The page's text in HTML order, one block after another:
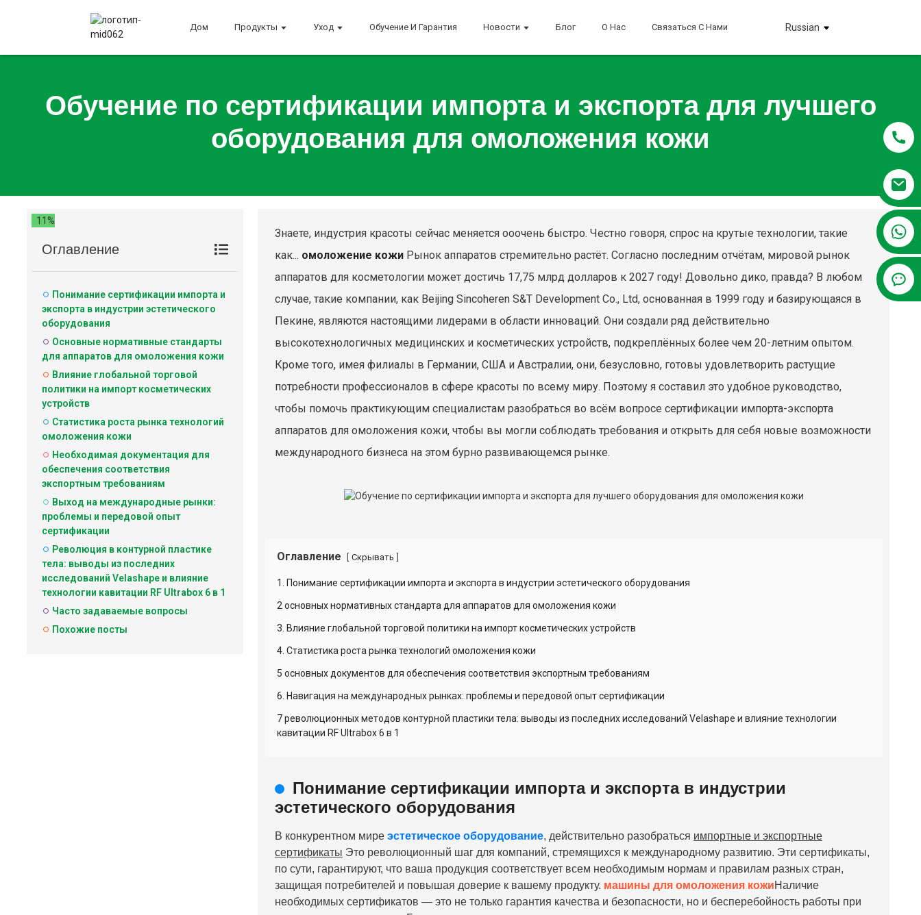
Дом Продукты Уход Обучение И Гарантия Новости Блог О Нас Связаться С Нами Russian
Обучение по сертификации импорта и экспорта для лучшего
оборудования для омоложения кожи
11%
Оглавление
Понимание сертификации импорта и
экспорта в индустрии эстетического
оборудования
Основные нормативные стандарты
для аппаратов для омоложения кожи
Влияние глобальной торговой
политики на импорт косметических
устройств
Статистика роста рынка технологий
омоложения кожи
Необходимая документация для
обеспечения соответствия
экспортным требованиям
Выход на международные рынки:
проблемы и передовой опыт
сертификации
Революция в контурной пластике
тела: выводы из последних
исследований Velashape и влияние
технологии кавитации RF Ultrabox 6 в 1
Часто задаваемые вопросы
Похожие посты
Знаете, индустрия красоты сейчас меняется ооочень быстро. Честно говоря, спрос на крутые технологии, такие
как... омоложение кожи Рынок аппаратов стремительно растёт. Согласно последним отчётам, мировой рынок
аппаратов для косметологии может достичь 17,75 млрд долларов к 2027 году! Довольно дико, правда? В любом
случае, такие компании, как Beijing Sincoheren S&T Development Co., Ltd, основанная в 1999 году и базирующаяся в
Пекине, являются настоящими лидерами в области инноваций. Они создали ряд действительно
высокотехнологичных медицинских и косметических устройств, подкреплённых более чем 20-летним опытом.
Кроме того, имея филиалы в Германии, США и Австралии, они, безусловно, готовы удовлетворить растущие
потребности профессионалов в сфере красоты по всему миру. Поэтому я составил это удобное руководство,
чтобы помочь практикующим специалистам разобраться во всём вопросе сертификации импорта-экспорта
аппаратов для омоложения кожи, чтобы вы могли соблюдать требования и открыть для себя новые возможности
международного бизнеса на этом бурно развивающемся рынке.
Оглавление [ Скрывать ]
1. Понимание сертификации импорта и экспорта в индустрии эстетического оборудования
2 основных нормативных стандарта для аппаратов для омоложения кожи
3. Влияние глобальной торговой политики на импорт косметических устройств
4. Статистика роста рынка технологий омоложения кожи
5 основных документов для обеспечения соответствия экспортным требованиям
6. Навигация на международных рынках: проблемы и передовой опыт сертификации
7 революционных методов контурной пластики тела: выводы из последних исследований Velashape и влияние технологии
кавитации RF Ultrabox 6 в 1
Понимание сертификации импорта и экспорта в индустрии
эстетического оборудования
В конкурентном мире эстетическое оборудование, действительно разобраться импортные и экспортные
сертификаты Это революционный шаг для компаний, стремящихся к международному развитию. Эти сертификаты,
по сути, гарантируют, что ваша продукция соответствует всем необходимым нормам и правилам разных стран,
защищая потребителей и повышая доверие к вашему продукту. машины для омоложения кожиНаличие
необходимых сертификатов — это не только гарантия качества и безопасности, но и бесперебойность работы при